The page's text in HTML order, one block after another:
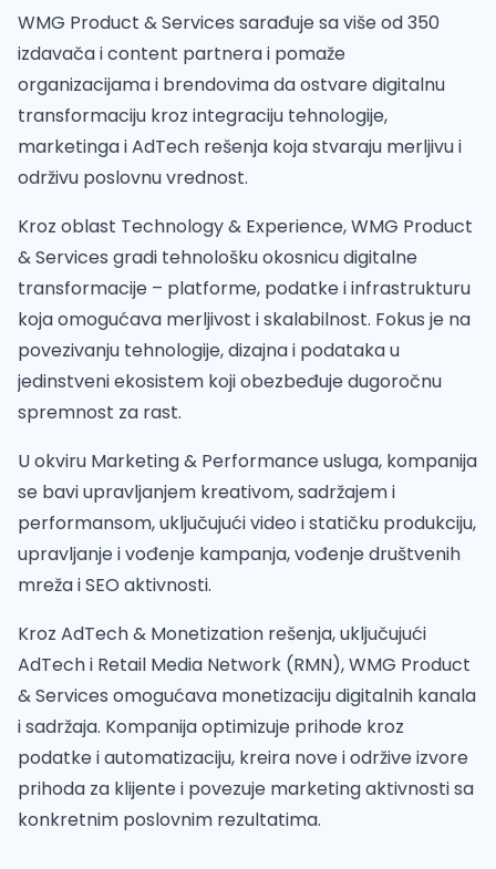
WMG Product & Services sarađuje sa više od 350
izdavača i content partnera i pomaže
organizacijama i brendovima da ostvare digitalnu
transformaciju kroz integraciju tehnologije,
marketinga i AdTech rešenja koja stvaraju merljivu i
održivu poslovnu vrednost.
Kroz oblast Technology & Experience, WMG Product
& Services gradi tehnološku okosnicu digitalne
transformacije – platforme, podatke i infrastrukturu
koja omogućava merljivost i skalabilnost. Fokus je na
povezivanju tehnologije, dizajna i podataka u
jedinstveni ekosistem koji obezbeđuje dugoročnu
spremnost za rast.
U okviru Marketing & Performance usluga, kompanija
se bavi upravljanjem kreativom, sadržajem i
performansom, uključujući video i statičku produkciju,
upravljanje i vođenje kampanja, vođenje društvenih
mreža i SEO aktivnosti.
Kroz AdTech & Monetization rešenja, uključujući
AdTech i Retail Media Network (RMN), WMG Product
& Services omogućava monetizaciju digitalnih kanala
i sadržaja. Kompanija optimizuje prihode kroz
podatke i automatizaciju, kreira nove i održive izvore
prihoda za klijente i povezuje marketing aktivnosti sa
konkretnim poslovnim rezultatima.